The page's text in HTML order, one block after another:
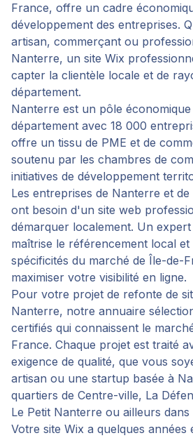
France, offre un cadre
développement des entreprises.
artisan, commerçant ou
Nanterre, un site Wix
capter la clientèle locale et de
département.
Nanterre est un pôle
département avec 18 000
offre un tissu de PME et de
soutenu par les chambres de
initiatives de développement
Les entreprises de Nanterre et
ont besoin d'un site web
démarquer localement. Un
maîtrise le référencement local
spécificités du marché de Île-de-
maximiser votre visibilité en ligne.
Pour votre projet de refonte de
Nanterre, notre annuaire
certifiés qui connaissent le
France. Chaque projet est traité
exigence de qualité, que vous
artisan ou une startup basée à
quartiers de Centre-ville, La
Le Petit Nanterre ou ailleurs
Votre site Wix a quelques années